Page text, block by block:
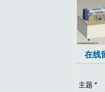
在线
主题 *